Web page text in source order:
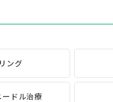
ング
ドル治療